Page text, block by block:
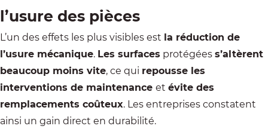
l’usure des pièces
L’un des effets les plus visibles est la réduction de
l’usure mécanique. Les surfaces protégées s’altèrent
beaucoup moins vite, ce qui repousse les
interventions de maintenance et évite des
remplacements coûteux. Les entreprises constatent
ainsi un gain direct en durabilité.